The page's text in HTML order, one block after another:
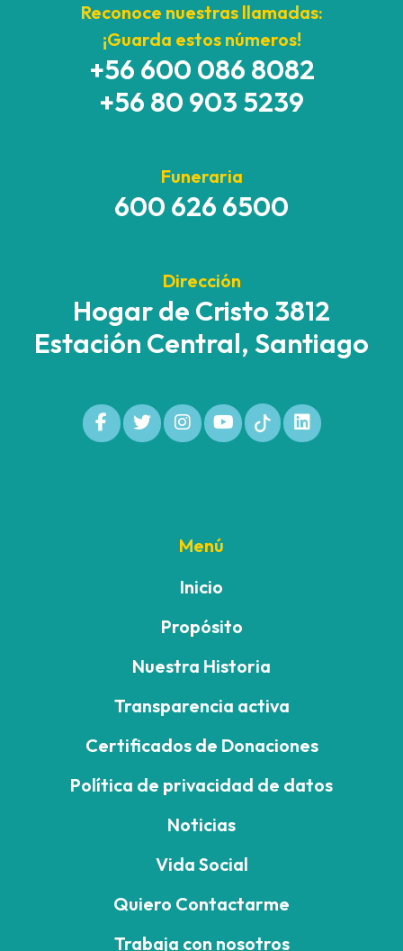
Reconoce nuestras llamadas:
¡Guarda estos números!
+56 600 086 8082
+56 80 903 5239
Funeraria
600 626 6500
Dirección
Hogar de Cristo 3812
Estación Central, Santiago
Menú
Inicio
Propósito
Nuestra Historia
Transparencia activa
Certificados de Donaciones
Política de privacidad de datos
Noticias
Vida Social
Quiero Contactarme
Trabaja con nosotros